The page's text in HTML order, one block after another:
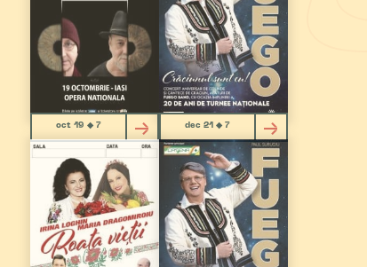
oct 19 ◆ 7 dec 21 ◆ 7